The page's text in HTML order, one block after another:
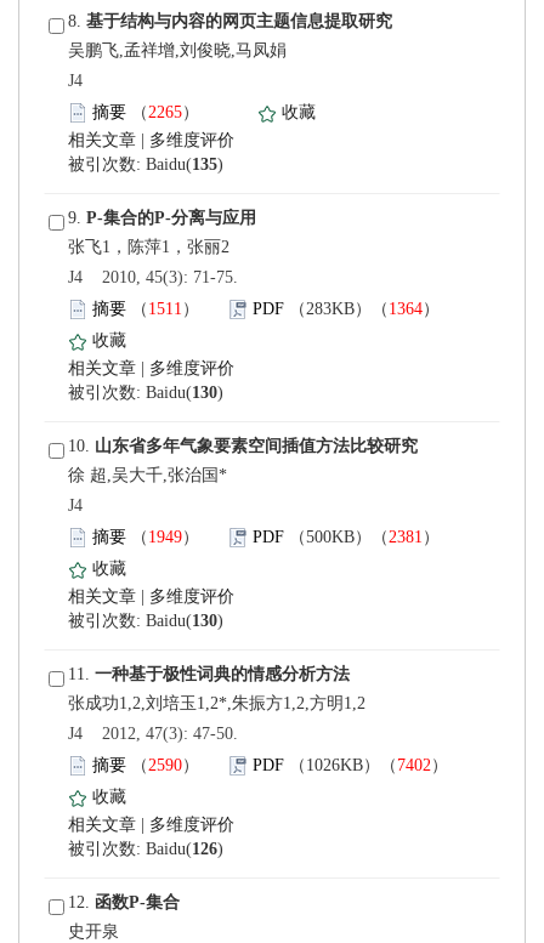
8.
吴鹏飞,孟祥增,刘俊晓,马凤娟
J4
）
|
)
9.
J4 2010, 45(3): 71-75.
）
）
|
)
10.
徐 超,吴大千,张治国*
J4
）
）
|
)
11.
J4 2012, 47(3): 47-50.
）
）
|
)
12.